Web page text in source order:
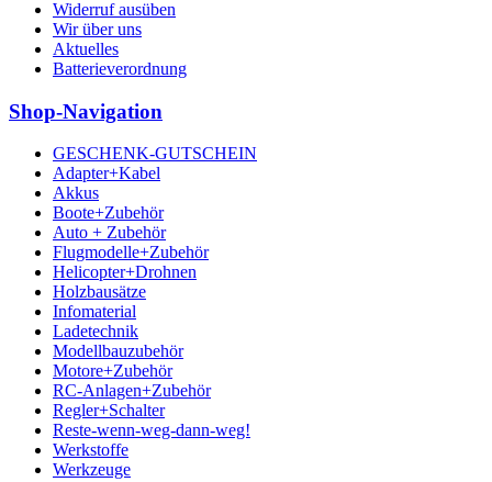
Widerruf ausüben
Wir über uns
Aktuelles
Batterieverordnung
Shop-Navigation
GESCHENK-GUTSCHEIN
Adapter+Kabel
Akkus
Boote+Zubehör
Auto + Zubehör
Flugmodelle+Zubehör
Helicopter+Drohnen
Holzbausätze
Infomaterial
Ladetechnik
Modellbauzubehör
Motore+Zubehör
RC-Anlagen+Zubehör
Regler+Schalter
Reste-wenn-weg-dann-weg!
Werkstoffe
Werkzeuge